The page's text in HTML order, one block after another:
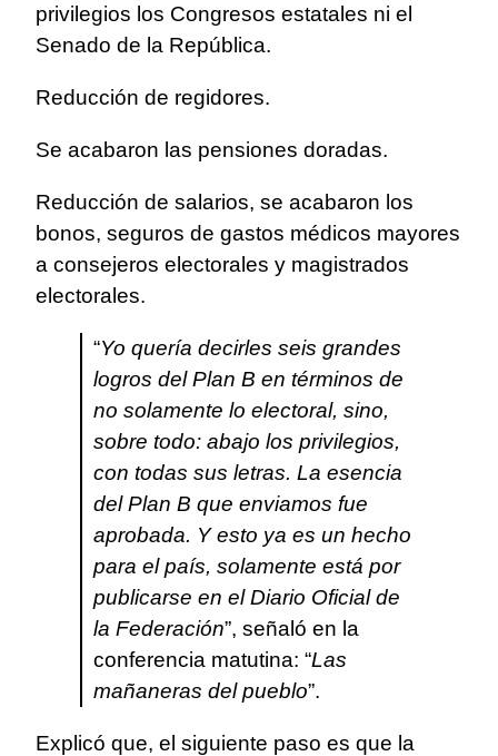
privilegios los Congresos estatales ni el
Senado de la República.
Reducción de regidores.
Se acabaron las pensiones doradas.
Reducción de salarios, se acabaron los
bonos, seguros de gastos médicos mayores
a consejeros electorales y magistrados
electorales.
“Yo quería decirles seis grandes
logros del Plan B en términos de
no solamente lo electoral, sino,
sobre todo: abajo los privilegios,
con todas sus letras. La esencia
del Plan B que enviamos fue
aprobada. Y esto ya es un hecho
para el país, solamente está por
publicarse en el Diario Oficial de
la Federación”, señaló en la
conferencia matutina: “Las
mañaneras del pueblo”.
Explicó que, el siguiente paso es que la